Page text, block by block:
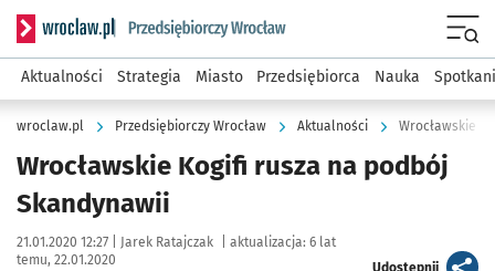
Serwis informacyjny wroclaw.pl podserwis: Strategia
Aktualności Strategia Miasto Przedsiębiorca Nauka
wroclaw.pl Przedsiębiorczy Wrocław Aktualności Wrocławskie
Wrocławskie Kogifi rusza na podbój
Skandynawii
Data publikacji:
21.01.2020 12:27 | Autor:
Jarek Ratajczak aktualizacja: 6 lat
temu, 22.01.2020
Udostępnijartykuł